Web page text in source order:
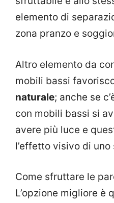
elemento di
zona pranzo e
Altro elemento da
mobili bassi
naturale; anche se
con mobili bassi si
avere più luce e
l’effetto visivo di
Come sfruttare le
L’opzione migliore è